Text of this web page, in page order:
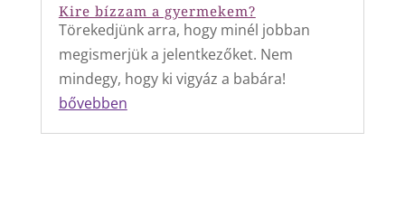
Kire bízzam a gyermekem?
Törekedjünk arra, hogy minél jobban
megismerjük a jelentkezőket. Nem
mindegy, hogy ki vigyáz a babára!
bővebben